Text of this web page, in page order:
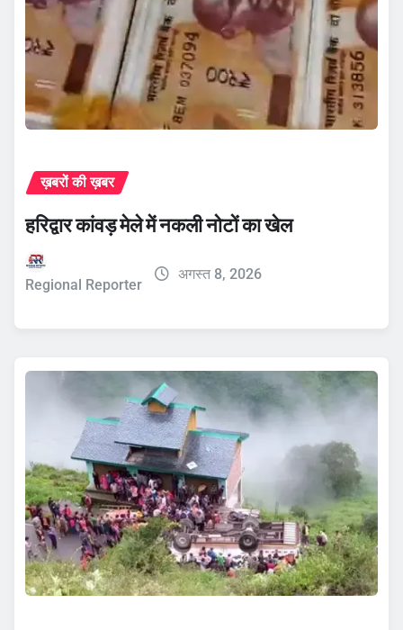
ख़बरों की ख़बर
हरिद्वार कांवड़ मेले में नकली नोटों का खेल
Regional Reporter
अगस्त 8, 2026